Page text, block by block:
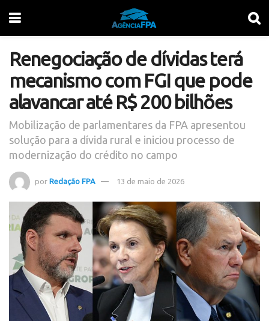
Renegociação de dívidas terá
mecanismo com FGI que pode
alavancar até R$ 200 bilhões
Mobilização de parlamentares da FPA apresentou
solução para a dívida rural e iniciou processo de
modernização do crédito no campo
por Redação FPA 13 de maio de 2026